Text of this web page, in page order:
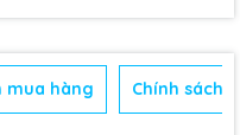
mua hàng Chính sách